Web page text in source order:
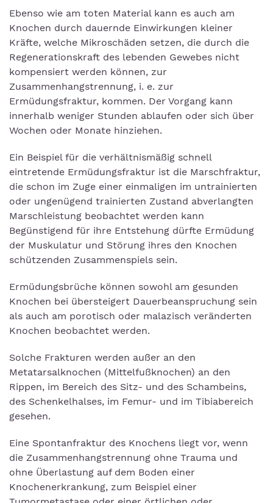
Ebenso wie am toten Material kann es auch am
Knochen durch dauernde Einwirkungen kleiner
Kräfte, welche Mikroschäden setzen, die durch die
Regenerationskraft des lebenden Gewebes nicht
kompensiert werden können, zur
Zusammenhangstrennung, i. e. zur
Ermüdungsfraktur, kommen. Der Vorgang kann
innerhalb weniger Stunden ablaufen oder sich über
Wochen oder Monate hinziehen.
Ein Beispiel für die verhältnismäßig schnell
eintretende Ermüdungsfraktur ist die Marschfraktur,
die schon im Zuge einer einmaligen im untrainierten
oder ungenügend trainierten Zustand abverlangten
Marschleistung beobachtet werden kann
Begünstigend für ihre Entstehung dürfte Ermüdung
der Muskulatur und Störung ihres den Knochen
schützenden Zusammenspiels sein.
Ermüdungsbrüche können sowohl am gesunden
Knochen bei übersteigert Dauerbeanspruchung sein
als auch am porotisch oder malazisch veränderten
Knochen beobachtet werden.
Solche Frakturen werden außer an den
Metatarsalknochen (Mittelfußknochen) an den
Rippen, im Bereich des Sitz- und des Schambeins,
des Schenkelhalses, im Femur- und im Tibiabereich
gesehen.
Eine Spontanfraktur des Knochens liegt vor, wenn
die Zusammenhangstrennung ohne Trauma und
ohne Überlastung auf dem Boden einer
Knochenerkrankung, zum Beispiel einer